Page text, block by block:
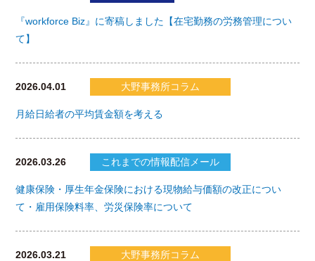
『workforce Biz』に寄稿しました【在宅勤務の労務管理につい
て】
2026.04.01 大野事務所コラム
月給日給者の平均賃金額を考える
2026.03.26 これまでの情報配信メール
健康保険・厚生年金保険における現物給与価額の改正につい
て・雇用保険料率、労災保険率について
2026.03.21 大野事務所コラム